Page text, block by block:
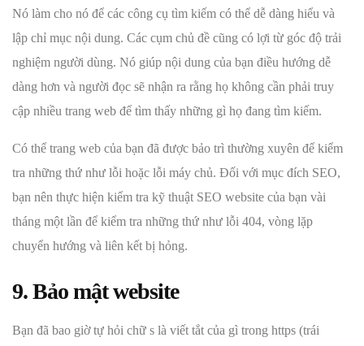
Nó làm cho nó để các công cụ tìm kiếm có thể dễ dàng hiểu và
lập chỉ mục nội dung. Các cụm chủ đề cũng có lợi từ góc độ trải
nghiệm người dùng. Nó giúp nội dung của bạn điều hướng dễ
dàng hơn và người đọc sẽ nhận ra rằng họ không cần phải truy
cập nhiều trang web để tìm thấy những gì họ đang tìm kiếm.
Có thể trang web của bạn đã được bảo trì thường xuyên để kiểm
tra những thứ như lỗi hoặc lỗi máy chủ. Đối với mục đích SEO,
bạn nên thực hiện kiểm tra kỹ thuật SEO website của bạn vài
tháng một lần để kiểm tra những thứ như lỗi 404, vòng lặp
chuyển hướng và liên kết bị hỏng.
9. Bảo mật website
Bạn đã bao giờ tự hỏi chữ s là viết tắt của gì trong https (trái